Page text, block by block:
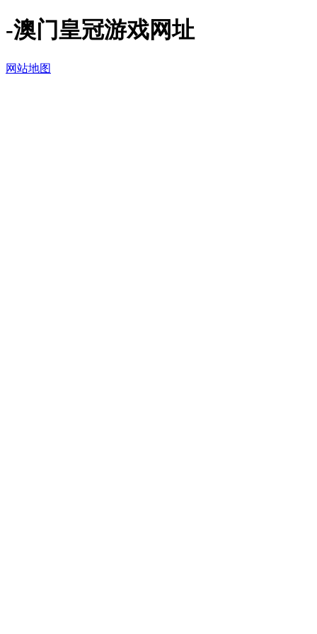
-澳门皇冠游戏网址
网站地图